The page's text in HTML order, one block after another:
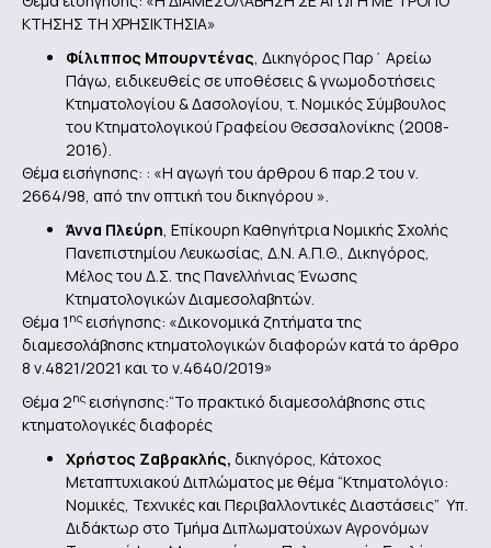
ΚΤΗΣΗΣ ΤΗ ΧΡΗΣΙΚΤΗΣΙΑ»
Φίλιππος Μπουρντένας, Δικηγόρος Παρ΄ Αρείω
Πάγω, ειδικευθείς σε υποθέσεις & γνωμοδοτήσεις
Κτηματολογίου & Δασολογίου, τ. Νομικός Σύμβουλος
του Κτηματολογικού Γραφείου Θεσσαλονίκης (2008-
2016).
Θέμα εισήγησης: : «Η αγωγή του άρθρου 6 παρ.2 του ν.
2664/98, από την οπτική του δικηγόρου ».
Άννα Πλεύρη, Επίκουρη Καθηγήτρια Νομικής Σχολής
Πανεπιστημίου Λευκωσίας, Δ.Ν. Α.Π.Θ., Δικηγόρος,
Μέλος του Δ.Σ. της Πανελλήνιας Ένωσης
Κτηματολογικών Διαμεσολαβητών.
Θέμα 1 ης εισήγησης: «Δικονομικά ζητήματα της
διαμεσολάβησης κτηματολογικών διαφορών κατά το άρθρο
8 ν.4821/2021 και το ν.4640/2019»
Θέμα 2ης εισήγησης:“Το πρακτικό διαμεσολάβησης στις
κτηματολογικές διαφορές
Χρήστος Ζαβρακλής, δικηγόρος, Κάτοχος
Μεταπτυχιακού Διπλώματος με θέμα “Κτηματολόγιο:
Νομικές, Τεχνικές και Περιβαλλοντικές Διαστάσεις” Υπ.
Διδάκτωρ στο Τμήμα Διπλωματούχων Αγρονόμων